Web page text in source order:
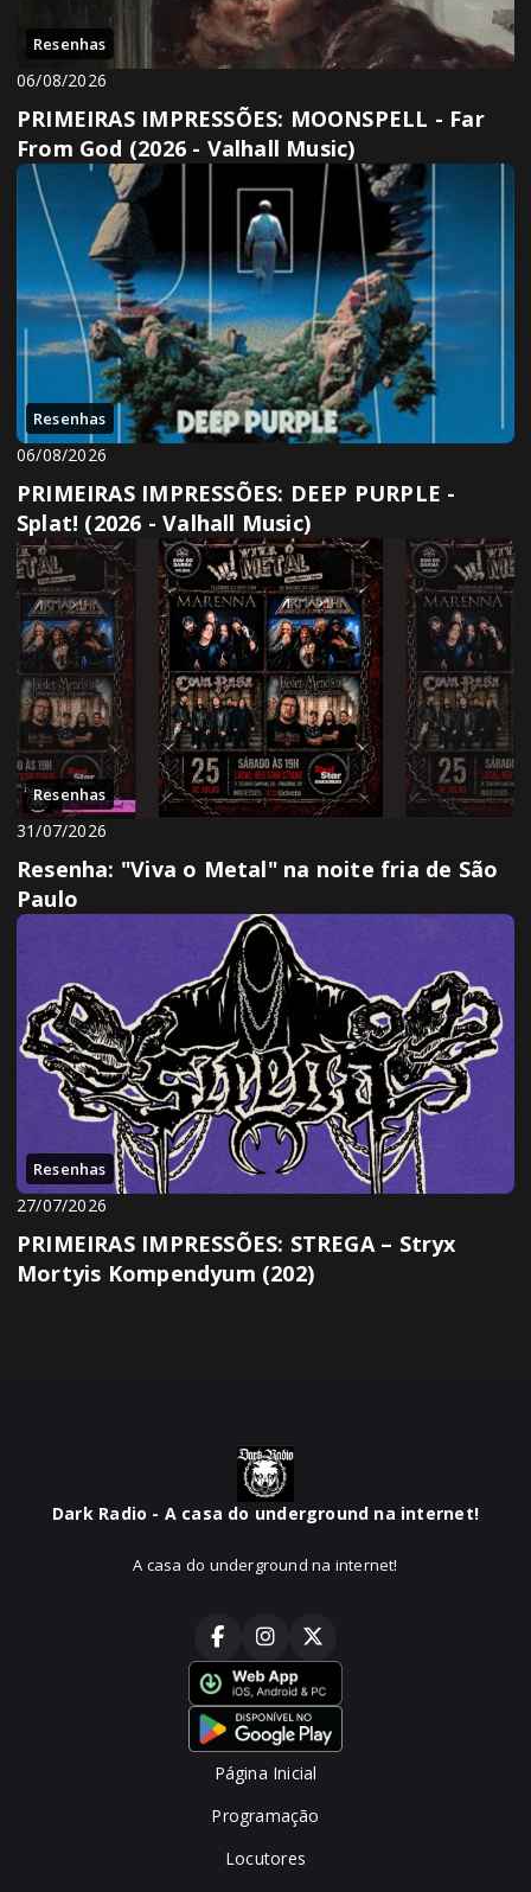
Resenhas
06/08/2026
PRIMEIRAS IMPRESSÕES: MOONSPELL - Far
From God (2026 - Valhall Music)
Resenhas
06/08/2026
PRIMEIRAS IMPRESSÕES: DEEP PURPLE -
Splat! (2026 - Valhall Music)
Resenhas
31/07/2026
Resenha: "Viva o Metal" na noite fria de São
Paulo
Resenhas
27/07/2026
PRIMEIRAS IMPRESSÕES: STREGA – Stryx
Mortyis Kompendyum (202)
Dark Radio - A casa do underground na internet!
A casa do underground na internet!
Página Inicial
Programação
Locutores